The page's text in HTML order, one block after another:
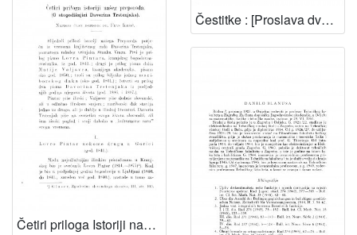
Čestitke : [Proslava dvadesetogodišnjice počasnoga člana Ivana viteza Trnskoga dne 30. travnja 1909.]
Četiri priloga Istoriji našeg preporoda : [O stogodišnjici Davorina Trstenjaka] / F. Ilešić